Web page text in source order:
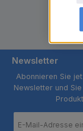
Newsletter
Abonnieren Sie
Newsletter und
Mail-